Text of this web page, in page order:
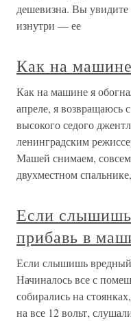
дешевизна. Вы увидите
изнутри — ее
Как на
Как на машине я
апреле, я возвращаюсь
высокого седого
ленинградским
Машей снимаем,
двухместном
Если слышишь
прибавь в
Если слышишь вредный
Начиналось все с
собирались на
на все 12 вольт,